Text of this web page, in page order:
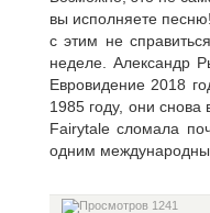
вы исполняете
с этим не
неделе. Александр
Евровидение 2018
1985 году, они
Fairytale сломала
одним
1241